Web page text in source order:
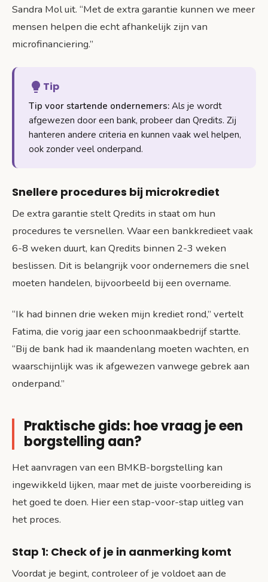
Sandra Mol uit. “Met de extra garantie kunnen we meer
mensen helpen die echt afhankelijk zijn van
microfinanciering.”
Tip
Tip voor startende ondernemers: Als je wordt
afgewezen door een bank, probeer dan Qredits. Zij
hanteren andere criteria en kunnen vaak wel helpen,
ook zonder veel onderpand.
Snellere procedures bij microkrediet
De extra garantie stelt Qredits in staat om hun
procedures te versnellen. Waar een bankkredieet vaak
6-8 weken duurt, kan Qredits binnen 2-3 weken
beslissen. Dit is belangrijk voor ondernemers die snel
moeten handelen, bijvoorbeeld bij een overname.
“Ik had binnen drie weken mijn krediet rond,” vertelt
Fatima, die vorig jaar een schoonmaakbedrijf startte.
“Bij de bank had ik maandenlang moeten wachten, en
waarschijnlijk was ik afgewezen vanwege gebrek aan
onderpand.”
Praktische gids: hoe vraag je een
borgstelling aan?
Het aanvragen van een BMKB-borgstelling kan
ingewikkeld lijken, maar met de juiste voorbereiding is
het goed te doen. Hier een stap-voor-stap uitleg van
het proces.
Stap 1: Check of je in aanmerking komt
Voordat je begint, controleer of je voldoet aan de